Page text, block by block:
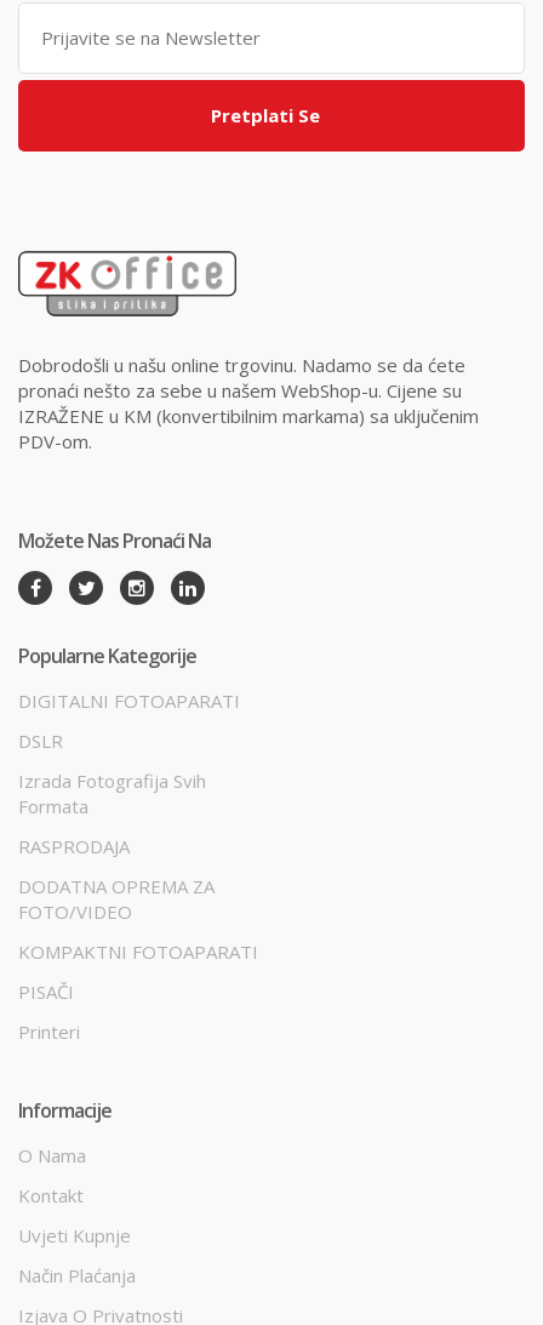
Pretplati Se
Dobrodošli u našu online trgovinu. Nadamo se da ćete
pronaći nešto za sebe u našem WebShop-u. Cijene su
IZRAŽENE u KM (konvertibilnim markama) sa uključenim
PDV-om.
Možete Nas Pronaći Na
Popularne Kategorije
DIGITALNI FOTOAPARATI
DSLR
Izrada Fotografija Svih
Formata
RASPRODAJA
DODATNA OPREMA ZA
FOTO/VIDEO
KOMPAKTNI FOTOAPARATI
PISAČI
Printeri
Informacije
O Nama
Kontakt
Uvjeti Kupnje
Način Plaćanja
Izjava O Privatnosti